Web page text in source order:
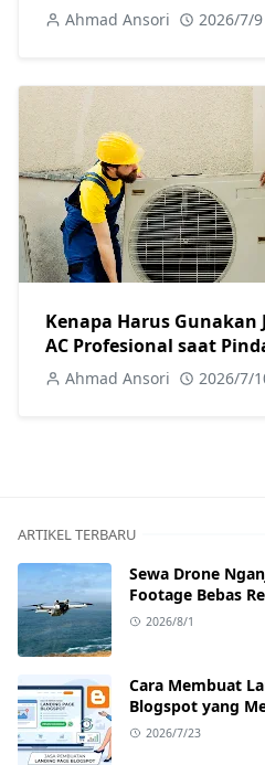
Ahmad Ansori 2026/7/9
Kenapa Harus Gunakan
AC Profesional saat
Ahmad Ansori 2026/7/
ARTIKEL TERBARU
Sewa Drone
Footage Bebas
2026/8/1
Cara Membuat
Blogspot yang
2026/7/23